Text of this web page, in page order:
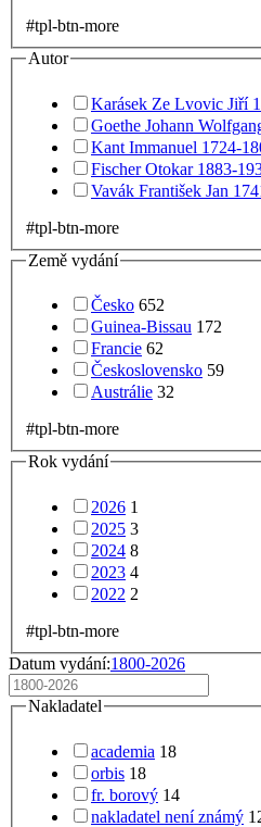
#tpl-btn-more
Autor
Karásek Ze Lvovic Jiří
Goethe Johann
Kant Immanuel 1724-
Fischer Otokar 1883-
Vavák František Jan
#tpl-btn-more
Země vydání
Česko 652
Guinea-Bissau 172
Francie 62
Československo 59
Austrálie 32
#tpl-btn-more
Rok vydání
2026 1
2025 3
2024 8
2023 4
2022 2
#tpl-btn-more
Datum vydání:1800-2026
Nakladatel
academia 18
orbis 18
fr. borový 14
nakladatel není známý